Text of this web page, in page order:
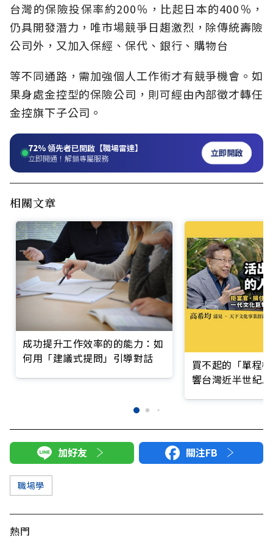
台灣的保險投保率約200％，比起日本的400％，
仍具開發潛力，唯市場競爭日趨激烈，除傳統壽險
公司外，又加入保經、保代、銀行、購物台
等不同通路，需加強個人工作術才有競爭機會。如
果身處金控型的保險公司，則可經由內部徵才轉任
金控旗下子公司。
72%領先者已開啟【職場雷達】
立即開通！解鎖專屬服務 立即開啟
相關文章
成功提升工作效率的的能力：如
何用「建議式提問」引導對話
買不起的「單程
響台灣近半世紀
加好友 關注FB
職場學
熱門